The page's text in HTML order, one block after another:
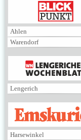
BLICKPUNKT
Ahlen
Warendorf
MENÜ
Lengerich
EMSKURIER
Harsewinkel